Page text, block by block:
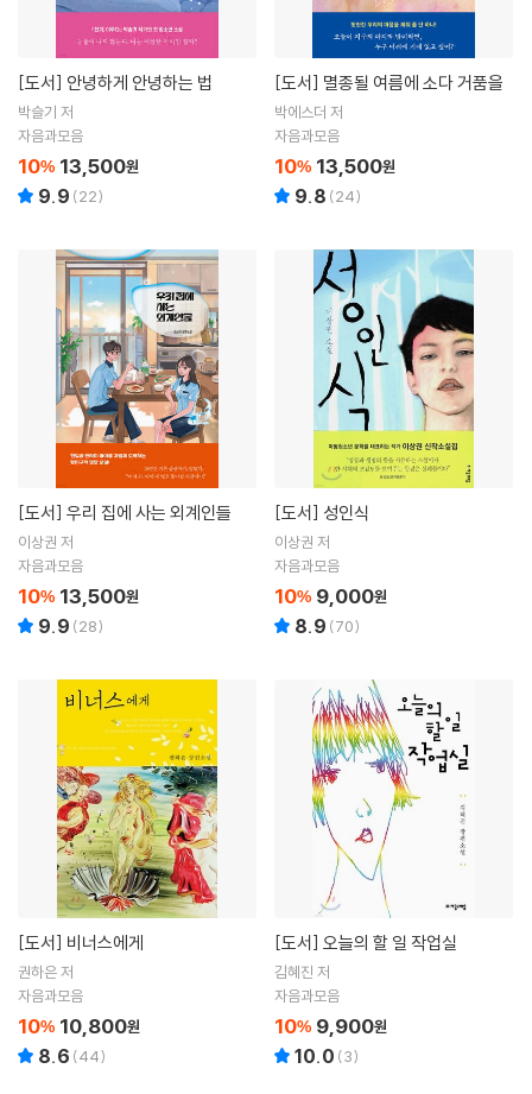
[도서] 안녕하게 안녕하는 법
박슬기 저
자음과모음
10% 13,500원
9.9 (22)
[도서] 멸종될 여름에 소다 거품을
박에스더 저
자음과모음
10% 13,500원
9.8 (24)
[도서] 우리 집에 사는 외계인들
이상권 저
자음과모음
10% 13,500원
9.9 (28)
[도서] 성인식
이상권 저
자음과모음
10% 9,000원
8.9 (70)
[도서] 비너스에게
권하은 저
자음과모음
10% 10,800원
8.6 (44)
[도서] 오늘의 할 일 작업실
김혜진 저
자음과모음
10% 9,900원
10.0 (3)